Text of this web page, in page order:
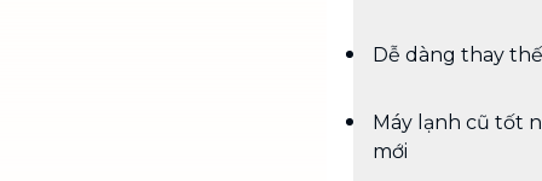
Dễ dàng thay thế
Máy lạnh cũ tốt
mới